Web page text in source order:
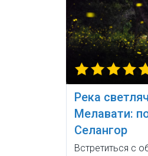
Река
Мелавати:
Селангор
Встретиться с